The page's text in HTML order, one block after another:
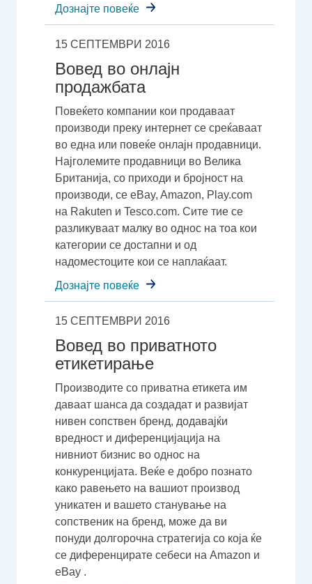
Дознајте повеќе
15 СЕПТЕМВРИ 2016
Вовед во онлајн
продажбата
Повеќето компании кои продаваат
производи преку интернет се среќаваат
во една или повеќе онлајн продавници.
Најголемите продавници во Велика
Британија, со приходи и бројност на
производи, се eBay, Amazon, Play.com
на Rakuten и Tesco.com. Сите тие се
разликуваат малку во однос на тоа кои
категории се достапни и од
надоместоците кои се наплаќаат.
Дознајте повеќе
15 СЕПТЕМВРИ 2016
Вовед во приватното
етикетирање
Производите со приватна етикета им
даваат шанса да создадат и развијат
нивен сопствен бренд, додавајќи
вредност и диференцијација на
нивниот бизнис во однос на
конкуренцијата. Веќе е добро познато
како равењето на вашиот производ
уникатен и вашето станување на
сопственик на бренд, може да ви
понуди долгорочна стратегија со која ќе
се диференцирате себеси на Amazon и
eBay .